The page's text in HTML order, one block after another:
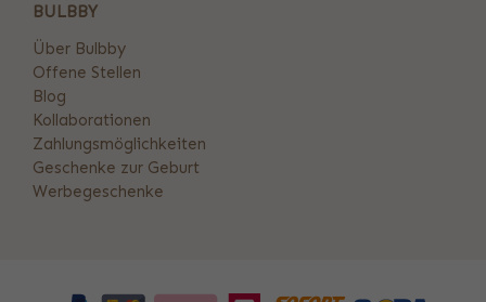
BULBBY
Über Bulbby
Offene Stellen
Blog
Kollaborationen
Zahlungsmöglichkeiten
Geschenke zur Geburt
Werbegeschenke